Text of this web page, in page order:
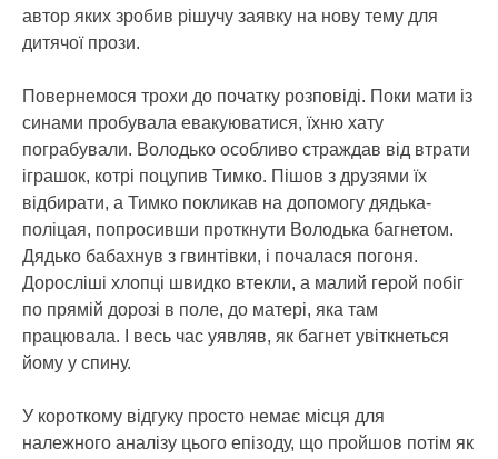
автор яких зробив рішучу заявку на нову тему для
дитячої прози.
Повернемося трохи до початку розповіді. Поки мати із
синами пробувала евакуюватися, їхню хату
пограбували. Володько особливо страждав від втрати
іграшок, котрі поцупив Тимко. Пішов з друзями їх
відбирати, а Тимко покликав на допомогу дядька-
поліцая, попросивши проткнути Володька багнетом.
Дядько бабахнув з гвинтівки, і почалася погоня.
Доросліші хлопці швидко втекли, а малий герой побіг
по прямій дорозі в поле, до матері, яка там
працювала. І весь час уявляв, як багнет увіткнеться
йому у спину.
У короткому відгуку просто немає місця для
належного аналізу цього епізоду, що пройшов потім як